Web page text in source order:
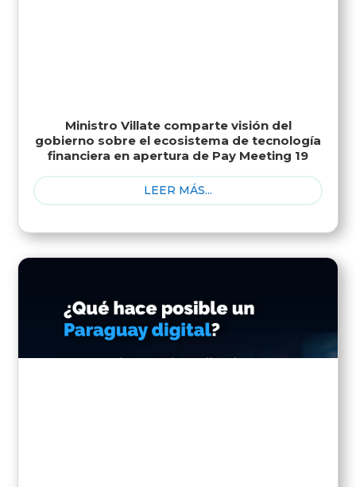
Ministro Villate comparte visión del
gobierno sobre el ecosistema de tecnología
financiera en apertura de Pay Meeting 19
LEER MÁS...